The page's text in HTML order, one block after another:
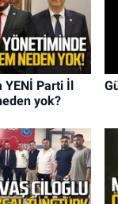
YENİ Parti İl
yok?